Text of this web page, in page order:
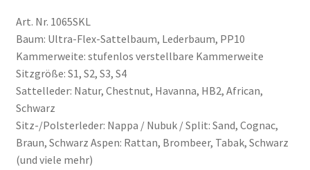
Art. Nr. 1065SKL
Baum: Ultra-Flex-Sattelbaum, Lederbaum, PP10
Kammerweite: stufenlos verstellbare Kammerweite
Sitzgröße: S1, S2, S3, S4
Sattelleder: Natur, Chestnut, Havanna, HB2, African,
Schwarz
Sitz-/Polsterleder: Nappa / Nubuk / Split: Sand, Cognac,
Braun, Schwarz Aspen: Rattan, Brombeer, Tabak, Schwarz
(und viele mehr)